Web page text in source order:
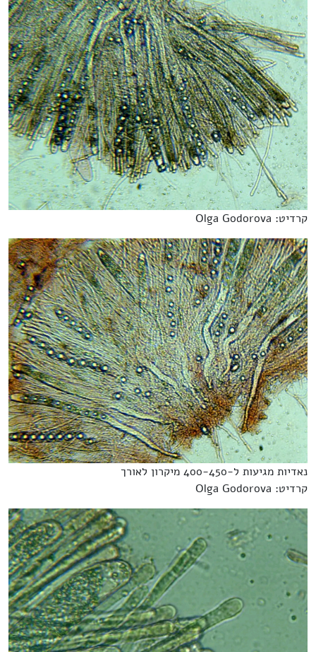
קרדיט: Olga Godorova
נאדיות מגיעות ל-400-450 מיקרון לאורך
קרדיט: Olga Godorova